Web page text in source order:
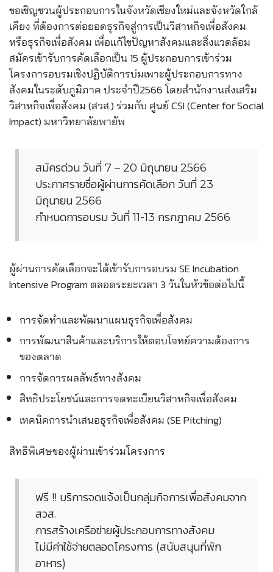
ขอเชิญชวนผู้ประกอบการในจังหวัดเชียงใหม่และจังหวัดใกล้
เคียง ที่ต้องการต่อยอดธุรกิจสู่การเป็นวิสาหกิจเพื่อสังคม
หรือธุรกิจเพื่อสังคม เพื่อแก้ไขปัญหาสังคมและสิ่งแวดล้อม
สมัครเข้ารับการคัดเลือกเป็น 15 ผู้ประกอบการเข้าร่วม
โครงการอบรมเชิงปฏิบัติการบ่มเพาะผู้ประกอบการทาง
สังคมในระดับภูมิภาค ประจำปี2566 โดยสำนักงานส่งเสริม
วิสาหกิจเพื่อสังคม (สวส.) ร่วมกับ ศูนย์ CSI (Center for Social
Impact) มหาวิทยาลัยพายัพ
สมัครด่วน วันที่ 7 – 20 มิถุนายน 2566
ประกาศรายชื่อผู้ผ่านการคัดเลือก วันที่ 23
มิถุนายน 2566
กำหนดการอบรม วันที่ 11-13 กรกฎาคม 2566
ผู้ผ่านการคัดเลือกจะได้เข้ารับการอบรม SE Incubation
Intensive Program ตลอดระยะเวลา 3 วันในหัวข้อต่อไปนี้
การจัดทำและพัฒนาแผนธุรกิจเพื่อสังคม
การพัฒนาสินค้าและบริการให้ตอบโจทย์ความต้องการ
ของตลาด
การจัดการผลลัพธ์ทางสังคม
สิทธิประโยชน์และการจดทะเบียนวิสาหกิจเพื่อสังคม
เทคนิคการนำเสนอธุรกิจเพื่อสังคม (SE Pitching)
สิทธิพิเศษของผู้ผ่านเข้าร่วมโครงการ
ฟรี !! บริการจดแจ้งเป็นกลุ่มกิจการเพื่อสังคมจาก
สวส.
การสร้างเครือข่ายผู้ประกอบการทางสังคม
ไม่มีค่าใช้จ่ายตลอดโครงการ (สนับสนุนที่พัก
อาหาร)